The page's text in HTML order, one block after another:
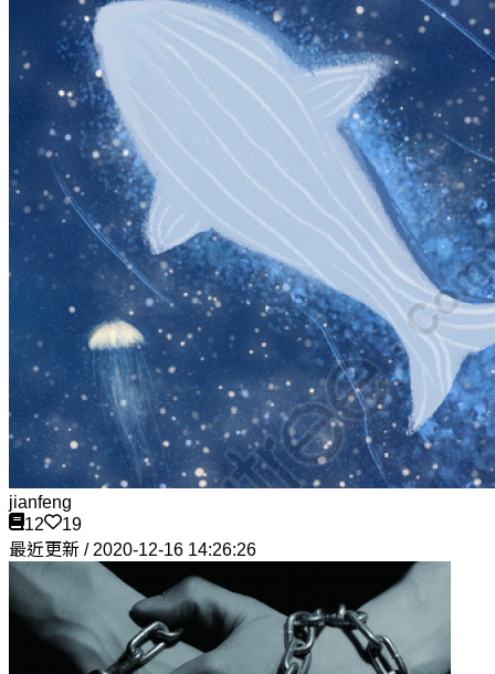
jianfeng
12
19
最近更新 / 2020-12-16 14:26:26